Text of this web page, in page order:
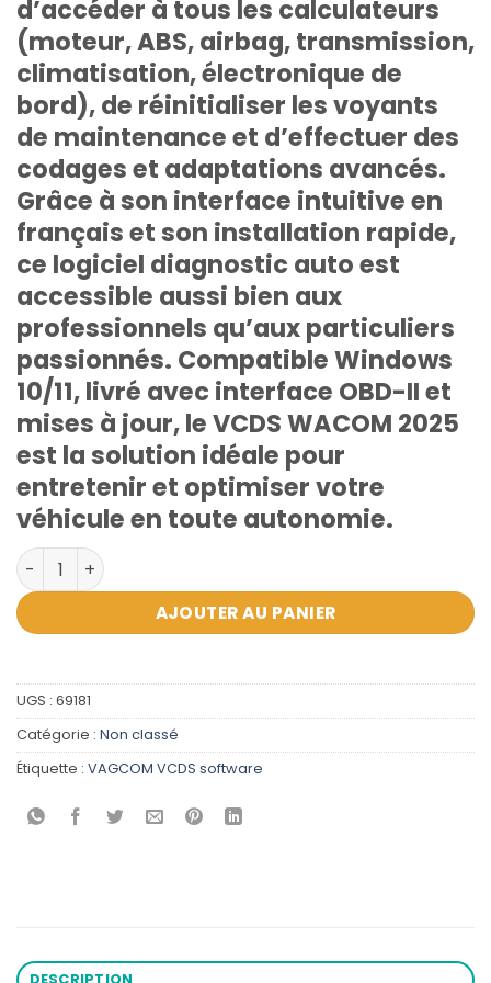
d’accéder à tous les calculateurs
(moteur, ABS, airbag, transmission,
climatisation, électronique de
bord), de réinitialiser les voyants
de maintenance et d’effectuer des
codages et adaptations avancés.
Grâce à son interface intuitive en
français et son installation rapide,
ce logiciel diagnostic auto est
accessible aussi bien aux
professionnels qu’aux particuliers
passionnés. Compatible Windows
10/11, livré avec interface OBD-II et
mises à jour, leVCDS WACOM 2025
est la solution idéale pour
entretenir et optimiser votre
véhicule en toute autonomie.
quantité de Logiciel VAG-COM VCDS OBD2 Scanner 2025
AJOUTER AU PANIER
UGS : 69181
Catégorie : Non classé
Étiquette : VAGCOM VCDS software
DESCRIPTION